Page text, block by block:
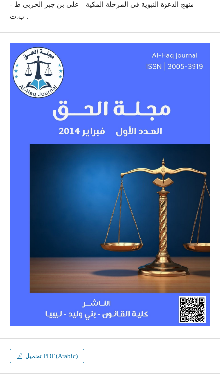
- منهج الدعوة النبوية في المرحلة المكية – على بن جبر الحربي ط
تحميل PDF (Arabic)